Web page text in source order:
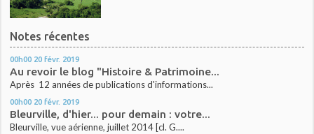
Notes récentes
00h00 20 févr. 2019
Au revoir le blog "Histoire & Patrimoine...
Après 12 années de publications d'informations...
00h00 20 févr. 2019
Bleurville, d'hier... pour demain : votre...
Bleurville, vue aérienne, juillet 2014 [cl. G....